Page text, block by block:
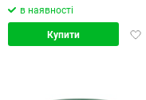
в наявності
Купити